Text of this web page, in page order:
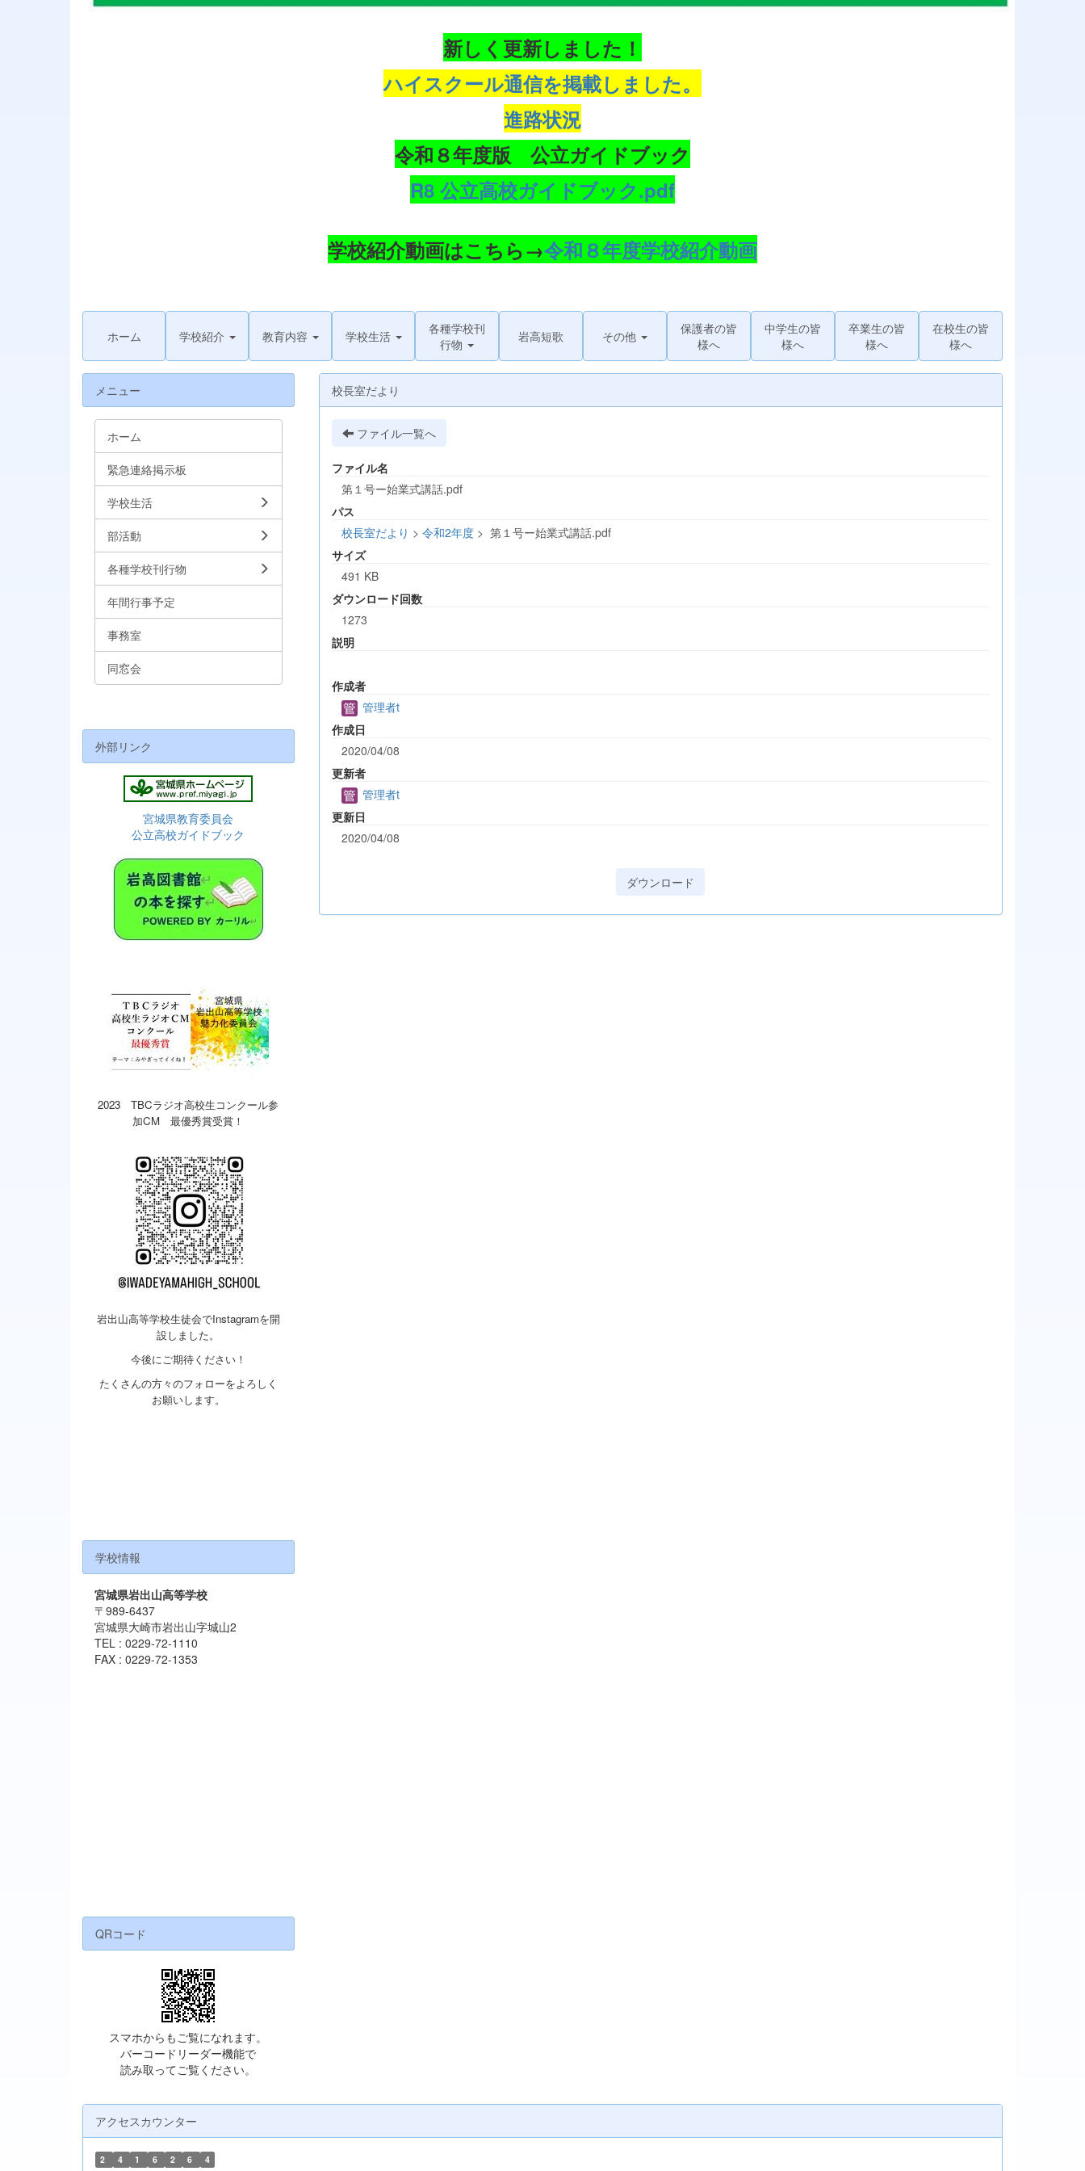
新しく更新しました！
ハイスクール通信を掲載しました。
進路状況
令和８年度版 公立ガイドブック
R8 公立高校ガイドブック.pdf
学校紹介動画はこちら→令和８年度学校紹介動画
ホーム 学校紹介 教育内容 学校生活
各種学校刊
行物
岩高短歌 その他
保護者の皆
様へ
中学生の皆
様へ
卒業生の皆
様へ
在校生の皆
様へ
校長室だより
ファイル一覧へ
ファイル名
第１号ー始業式講話.pdf
パス
校長室だより > 令和2年度> 第１号ー始業式講話.pdf
サイズ
491 KB
ダウンロード回数
1273
説明
作成者
管理者t
作成日
2020/04/08
更新者
管理者t
更新日
2020/04/08
ダウンロード
メニュー
ホーム
緊急連絡掲示板
学校生活
部活動
各種学校刊行物
年間行事予定
事務室
同窓会
外部リンク
宮城県教育委員会
公立高校ガイドブック
2023 TBCラジオ高校生コンクール参
加CM 最優秀賞受賞！
岩出山高等学校生徒会でInstagramを開
設しました。
今後にご期待ください！
たくさんの方々のフォローをよろしく
お願いします。
学校情報
宮城県岩出山高等学校
〒989-6437
宮城県大崎市岩出山字城山2
TEL : 0229-72-1110
FAX : 0229-72-1353
QRコード
スマホからもご覧になれます。
バーコードリーダー機能で
読み取ってご覧ください。
アクセスカウンター
2 4 1 6 2 6 4